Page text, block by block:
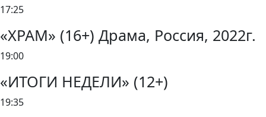
17:25
«ХРАМ» (16+) Драма, Россия, 2022г.
19:00
«ИТОГИ НЕДЕЛИ» (12+)
19:35